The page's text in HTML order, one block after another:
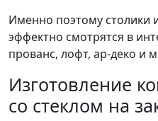
Именно поэтому столики
эффектно смотрятся в
прованс, лофт, ар-деко и
Изготовление
со стеклом на